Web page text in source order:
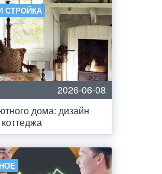
СТРОЙКА
2026-06-08
дома: дизайн